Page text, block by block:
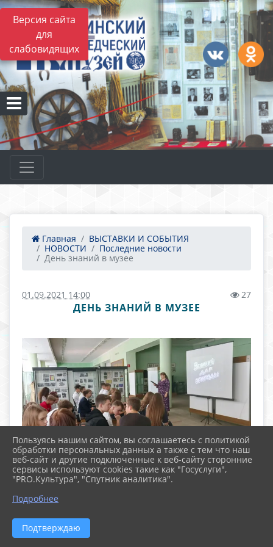
Версия сайта
для
слабовидящих
Главная
ВЫСТАВКИ И СОБЫТИЯ
НОВОСТИ
Последние новости
День знаний в музее
01.09.2021 14:00 27
ДЕНЬ ЗНАНИЙ В МУЗЕЕ
Пользуясь нашим сайтом, вы соглашаетесь с политикой
обработки персональных данных а также с тем что наш
веб-сайт и другие подключенные к веб-сайту сторонние
сервисы используют cookies такие как "Госуслуги",
"PRO.Культура", "Спутник аналитика".
Подробнее
Подтверждаю